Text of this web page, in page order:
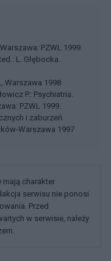
PZWL 1999.
L. Głębocka.
Warszawa 1998
P.: Psychiatria.
PZWL 1999.
i zaburzeń
Warszawa 1997
mają charakter
serwisu nie ponosi
Przed
w serwisie, należy